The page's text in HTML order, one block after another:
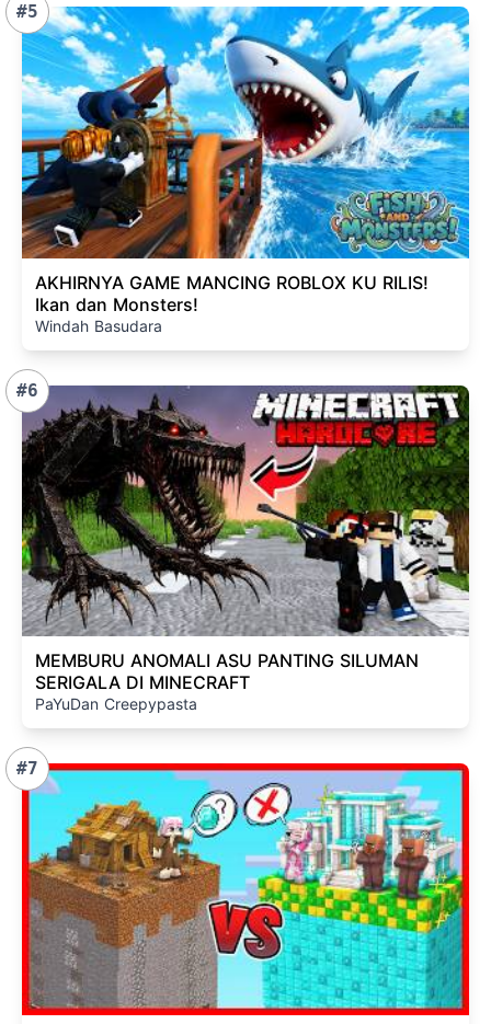
#5
AKHIRNYA GAME MANCING ROBLOX KU RILIS!
Ikan dan Monsters!
Windah Basudara
#6
MEMBURU ANOMALI ASU PANTING SILUMAN
SERIGALA DI MINECRAFT
PaYuDan Creepypasta
#7